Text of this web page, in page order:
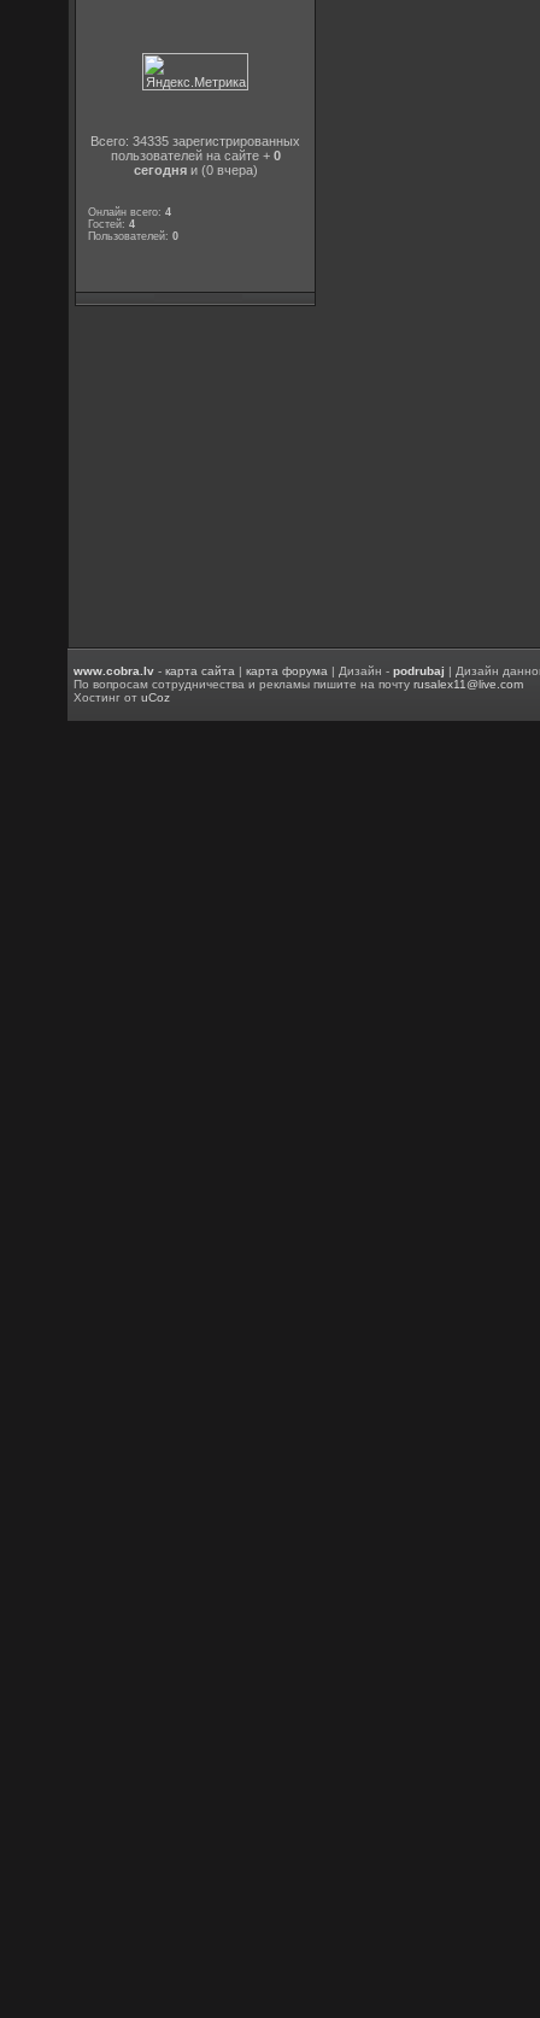
Всего: 34335 зарегистрированных
пользователей на сайте + 0
сегодняи (0 вчера)
Онлайн всего:4
Гостей:4
Пользователей:0
www.cobra.lv -карта сайта |карта форума | Дизайн -podrubaj | Дизайн
По вопросам сотрудничества и рекламы пишите на почтуrusalex11@live.com
Хостинг отuCoz